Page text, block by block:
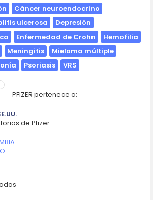
Cáncer neuroendocrino
ulcerosa
Depresión
Enfermedad de Crohn
Hemofilia
Meningitis
Mieloma múltiple
Psoriasis VRS
PFIZER pertenece a:
de Pfizer